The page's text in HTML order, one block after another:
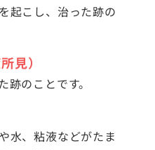
起こし、治った跡の
見）
のことです。
水、粘液などがたま